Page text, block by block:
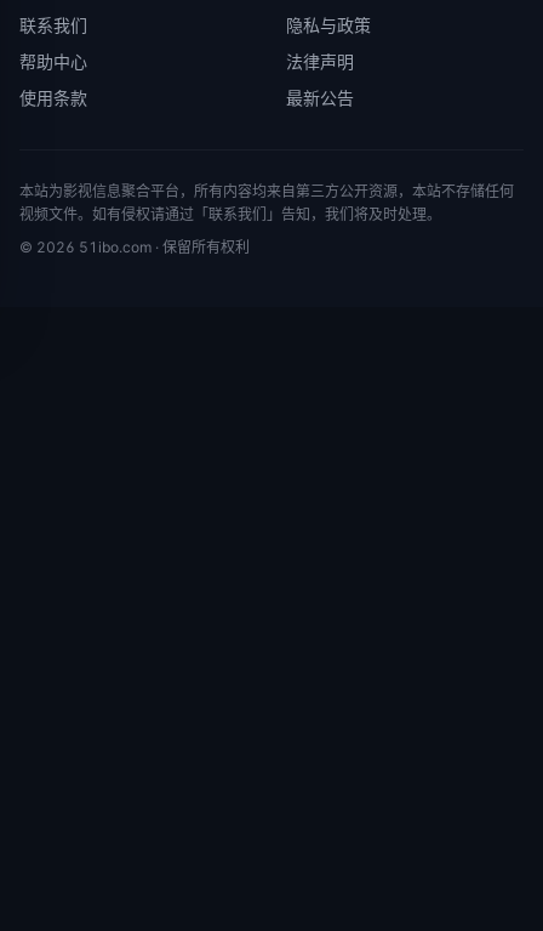
联系我们
隐私与政策
帮助中心
法律声明
使用条款
最新公告
本站为影视信息聚合平台，所有内容均来自第三方公开资源，本站不存储任何
视频文件。如有侵权请通过「联系我们」告知，我们将及时处理。
© 2026 51ibo.com · 保留所有权利